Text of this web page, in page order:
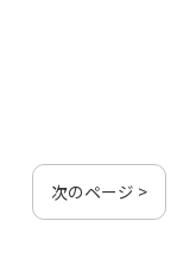
次のページ >